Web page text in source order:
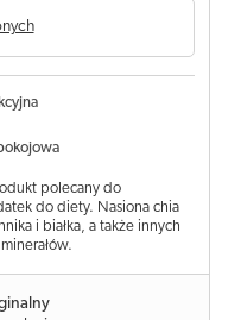
polecany do
do diety. Nasiona chia
i białka, a także innych